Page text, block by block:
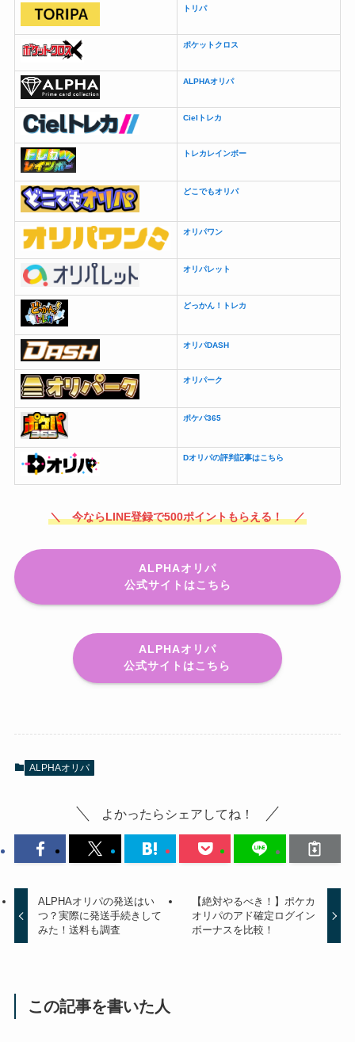
トリパ
ポケットクロス
ALPHAオリパ
Cielトレカ
トレカレインボー
どこでもオリパ
オリパワン
オリパレット
どっかん！トレカ
オリパDASH
オリパーク
ポケパ365
Dオリパの評判記事はこちら
＼ 今ならLINE登録で500ポイントもらえる！ ／
ALPHAオリパ
公式サイトはこちら
ALPHAオリパ
公式サイトはこちら
ALPHAオリパ
よかったらシェアしてね！
ALPHAオリパの発送はい
つ？実際に発送手続きして
みた！送料も調査
【絶対やるべき！】ポケカ
オリパのアド確定ログイン
ボーナスを比較！
この記事を書いた人